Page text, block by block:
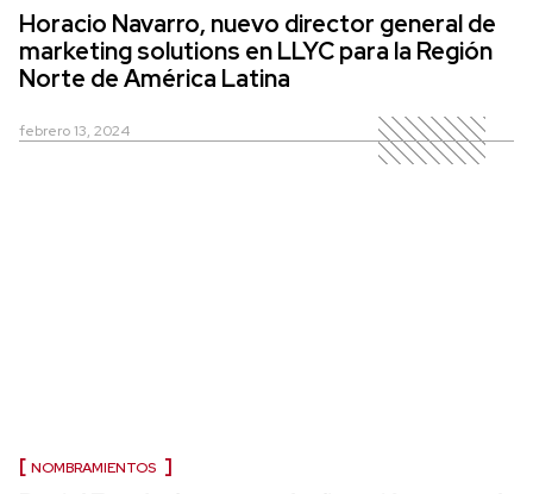
Horacio Navarro, nuevo director general de
marketing solutions en LLYC para la Región
Norte de América Latina
febrero 13, 2024
NOMBRAMIENTOS